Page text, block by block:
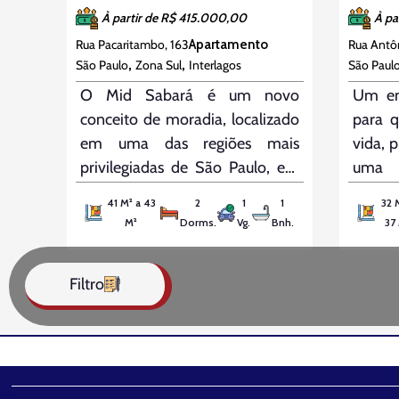
À partir de R$ 415.000,00
Rua Pacaritambo, 163Apartamento
São Paulo, Zona Sul, Interlagos
O Mid Sabará é um novo
conceito de moradia, localizado
em uma das regiões mais
privilegiadas de São Paulo, em
Estação Jurubatuba, e perto dos
Market. Com unidades de 41m²
a 43m², de 2 dormitórios, o
empreendimento oferece todo
o
41 M² a 43
M²
2
Dorms.
1
Vg.
1
Bnh.
À
Rua
São
Um
para
vida,
32
37
Filtro